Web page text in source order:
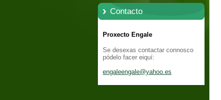
Contacto
Proxecto Engale
Se desexas contactar connosco
pódelo facer eiquí:
engaleengale@yahoo.es